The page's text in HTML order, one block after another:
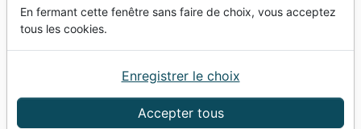
Vous ne pouvez pas créer de nouvelle commande
depuis votre pays (United States).
Audio-Bibles
Bible Segond 21 audio MP3 - clé USB A, C et
En fermant cette fenêtre sans faire de choix, vous acceptez
tous les cookies.
Accepter tous
Enregistrer le choix